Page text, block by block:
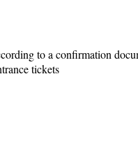
to a confirmation
tickets